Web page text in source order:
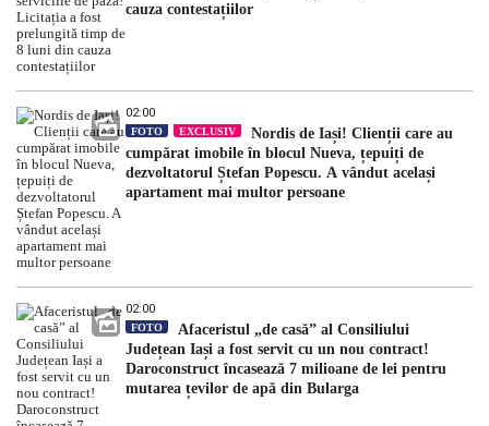
cauza contestațiilor
02:00
FOTO EXCLUSIV
Nordis de Iași! Clienții care au
cumpărat imobile în blocul Nueva, țepuiți de
dezvoltatorul Ștefan Popescu. A vândut același
apartament mai multor persoane
02:00
FOTO
Afaceristul „de casă” al Consiliului
Județean Iași a fost servit cu un nou contract!
Daroconstruct încasează 7 milioane de lei pentru
mutarea țevilor de apă din Bularga